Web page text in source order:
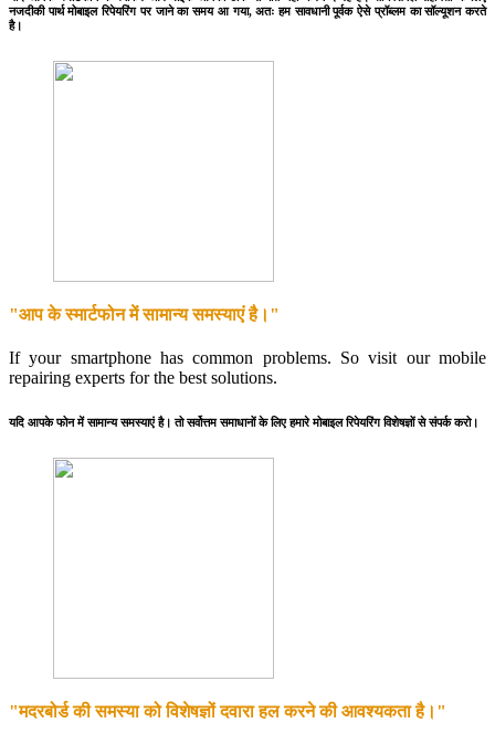
नजदीकी पार्थ मोबाइल रिपेयरिंग पर जाने का समय आ गया, अतः हम सावधानी पूर्वक ऐसे प्रॉब्लम का सॉल्यूशन करते
है।
"आप के स्मार्टफोन में सामान्य समस्याएं है।"
If your smartphone has common problems. So visit our mobile
repairing experts for the best solutions.
यदि आपके फोन में सामान्य समस्याएं है। तो सर्वोत्तम समाधानों के लिए हमारे मोबाइल रिपेयरिंग विशेषज्ञों से संपर्क करो।
"मदरबोर्ड की समस्या को विशेषज्ञों दवारा हल करने की आवश्यकता है।"